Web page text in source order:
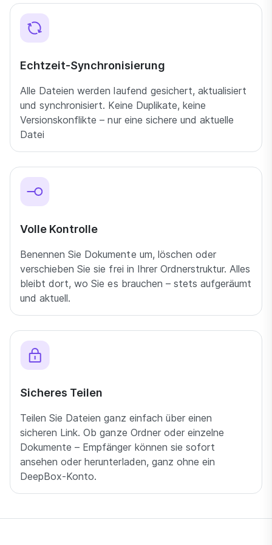
Echtzeit-Synchronisierung
Alle Dateien werden laufend gesichert, aktualisiert
und synchronisiert. Keine Duplikate, keine
Versionskonflikte – nur eine sichere und aktuelle
Datei
Volle Kontrolle
Benennen Sie Dokumente um, löschen oder
verschieben Sie sie frei in Ihrer Ordnerstruktur. Alles
bleibt dort, wo Sie es brauchen – stets aufgeräumt
und aktuell.
Sicheres Teilen
Teilen Sie Dateien ganz einfach über einen
sicheren Link. Ob ganze Ordner oder einzelne
Dokumente – Empfänger können sie sofort
ansehen oder herunterladen, ganz ohne ein
DeepBox-Konto.